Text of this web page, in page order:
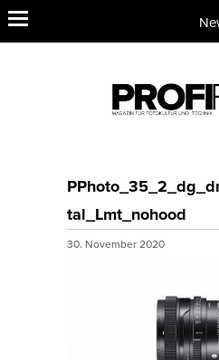
tal_Lmt_nohood
30. November 2020